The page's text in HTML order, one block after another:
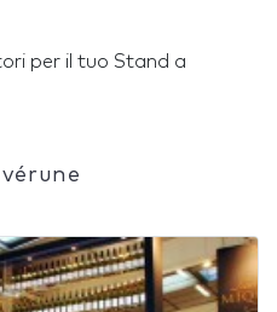
per il tuo Stand a